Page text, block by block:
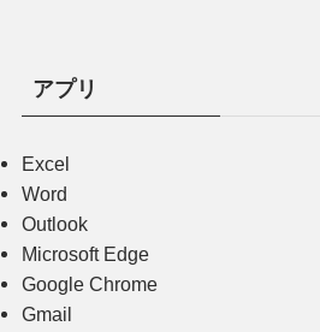
アプリ
Excel
Word
Outlook
Microsoft Edge
Google Chrome
Gmail